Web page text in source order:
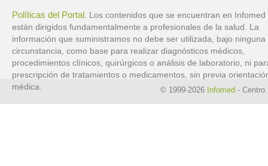
Políticas del Portal . Los contenidos que se encuentran en Infomed
están dirigidos fundamentalmente a profesionales de la salud. La
información que suministramos no debe ser utilizada, bajo ninguna
circunstancia, como base para realizar diagnósticos médicos,
procedimientos clínicos, quirúrgicos o análisis de laboratorio, ni
prescripción de tratamientos o medicamentos, sin previa
médica.
© 1999-2026 Infomed - Centro